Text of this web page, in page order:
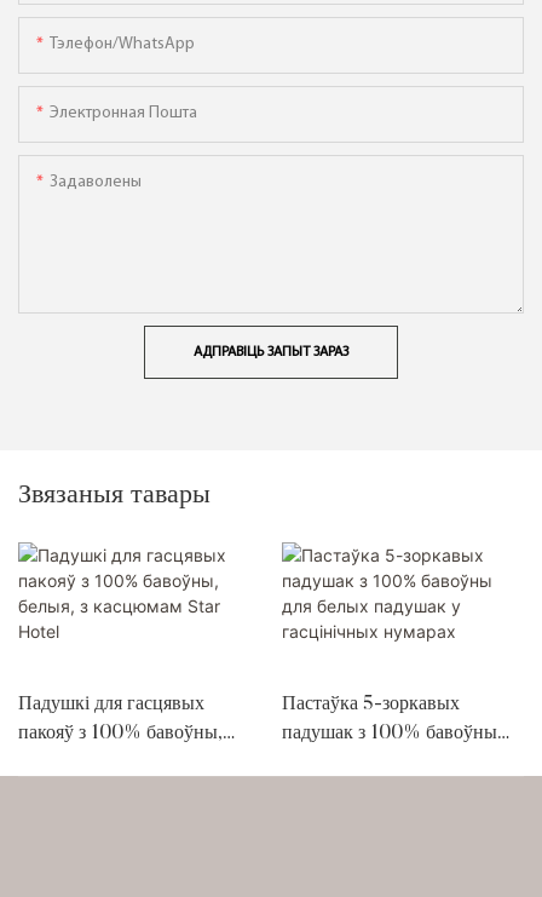
Тэлефон/WhatsApp
Электронная Пошта
Задаволены
АДПРАВІЦЬ ЗАПЫТ ЗАРАЗ
Звязаныя тавары
Падушкі для гасцявых
пакояў з 100% бавоўны,
Пастаўка 5-зоркавых
падушак з 100% бавоўны